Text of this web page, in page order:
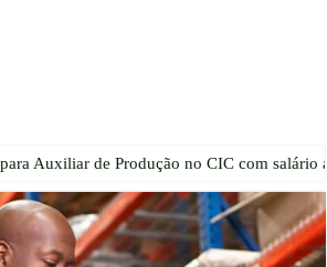
Auxiliar de Produção no CIC com salário